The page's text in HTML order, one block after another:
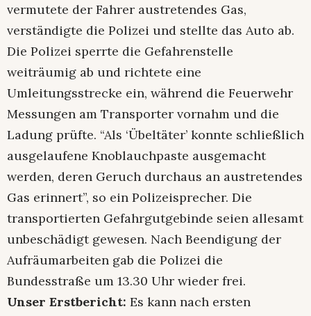
vermutete der Fahrer austretendes Gas,
verständigte die Polizei und stellte das Auto ab.
Die Polizei sperrte die Gefahrenstelle
weiträumig ab und richtete eine
Umleitungsstrecke ein, während die Feuerwehr
Messungen am Transporter vornahm und die
Ladung prüfte. “Als ‘Übeltäter’ konnte schließlich
ausgelaufene Knoblauchpaste ausgemacht
werden, deren Geruch durchaus an austretendes
Gas erinnert”, so ein Polizeisprecher. Die
transportierten Gefahrgutgebinde seien allesamt
unbeschädigt gewesen. Nach Beendigung der
Aufräumarbeiten gab die Polizei die
Bundesstraße um 13.30 Uhr wieder frei.
Unser Erstbericht: Es kann nach ersten